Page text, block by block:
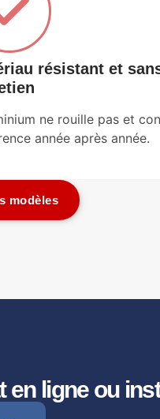
résistant et
ne rouille pas et
année après année.
modèles
en ligne ou